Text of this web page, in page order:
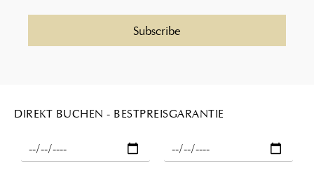
DIREKT BUCHEN - BESTPREISGARANTIE